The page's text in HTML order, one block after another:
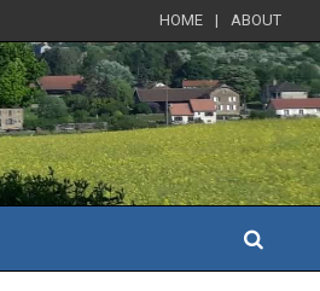
HOME ABOUT